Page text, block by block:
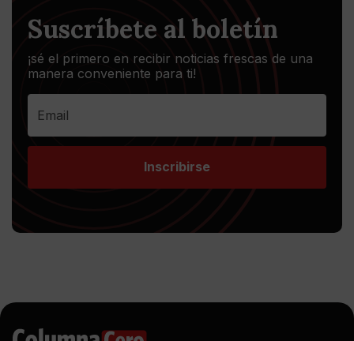
Suscríbete al boletín
¡sé el primero en recibir noticias frescas de una
manera conveniente para ti!
Inscribirse